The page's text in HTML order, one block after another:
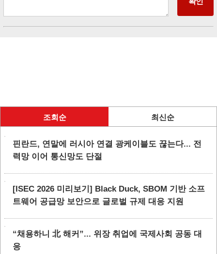
조회순 최신순
핀란드, 연말에 러시아 연결 광케이블도 끊는다... 전
력망 이어 통신망도 단절
[ISEC 2026 미리보기] Black Duck, SBOM 기반 소프
트웨어 공급망 보안으로 글로벌 규제 대응 지원
“채용하니 北 해커”... 위장 취업에 국제사회 공동 대
응